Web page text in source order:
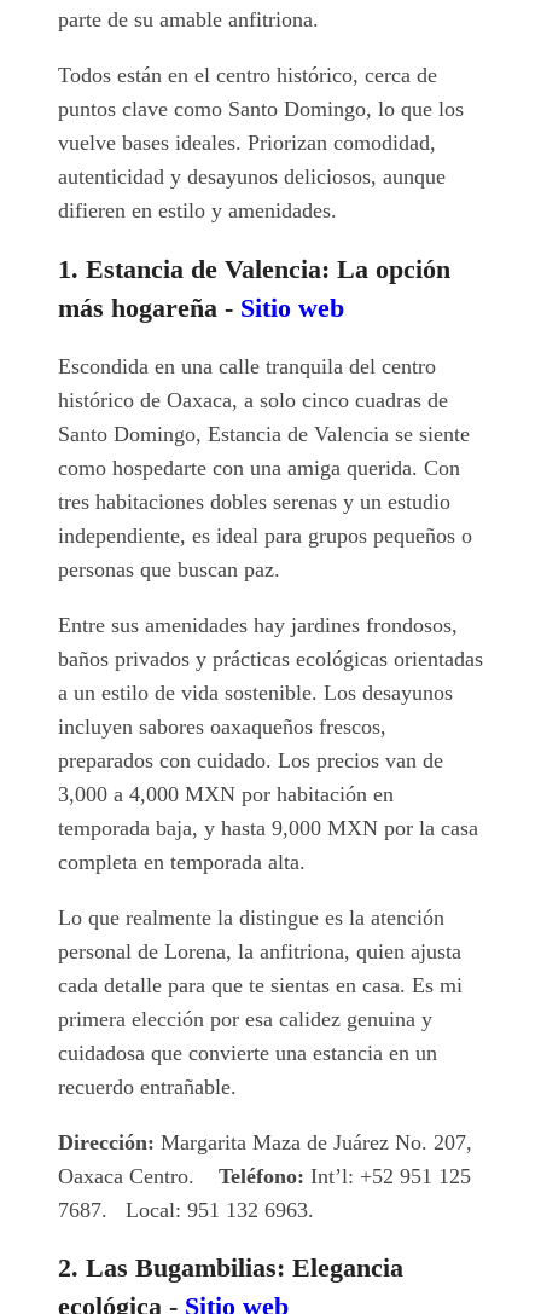
parte de su amable anfitriona.
Todos están en el centro histórico, cerca de
puntos clave como Santo Domingo, lo que los
vuelve bases ideales. Priorizan comodidad,
autenticidad y desayunos deliciosos, aunque
difieren en estilo y amenidades.
1. Estancia de Valencia: La opción
más hogareña - Sitio web
Escondida en una calle tranquila del centro
histórico de Oaxaca, a solo cinco cuadras de
Santo Domingo, Estancia de Valencia se siente
como hospedarte con una amiga querida. Con
tres habitaciones dobles serenas y un estudio
independiente, es ideal para grupos pequeños o
personas que buscan paz.
Entre sus amenidades hay jardines frondosos,
baños privados y prácticas ecológicas orientadas
a un estilo de vida sostenible. Los desayunos
incluyen sabores oaxaqueños frescos,
preparados con cuidado. Los precios van de
3,000 a 4,000 MXN por habitación en
temporada baja, y hasta 9,000 MXN por la casa
completa en temporada alta.
Lo que realmente la distingue es la atención
personal de Lorena, la anfitriona, quien ajusta
cada detalle para que te sientas en casa. Es mi
primera elección por esa calidez genuina y
cuidadosa que convierte una estancia en un
recuerdo entrañable.
Dirección: Margarita Maza de Juárez No. 207,
Oaxaca Centro. Teléfono: Int’l: +52 951 125
7687. Local: 951 132 6963.
2. Las Bugambilias: Elegancia
ecológica - Sitio web